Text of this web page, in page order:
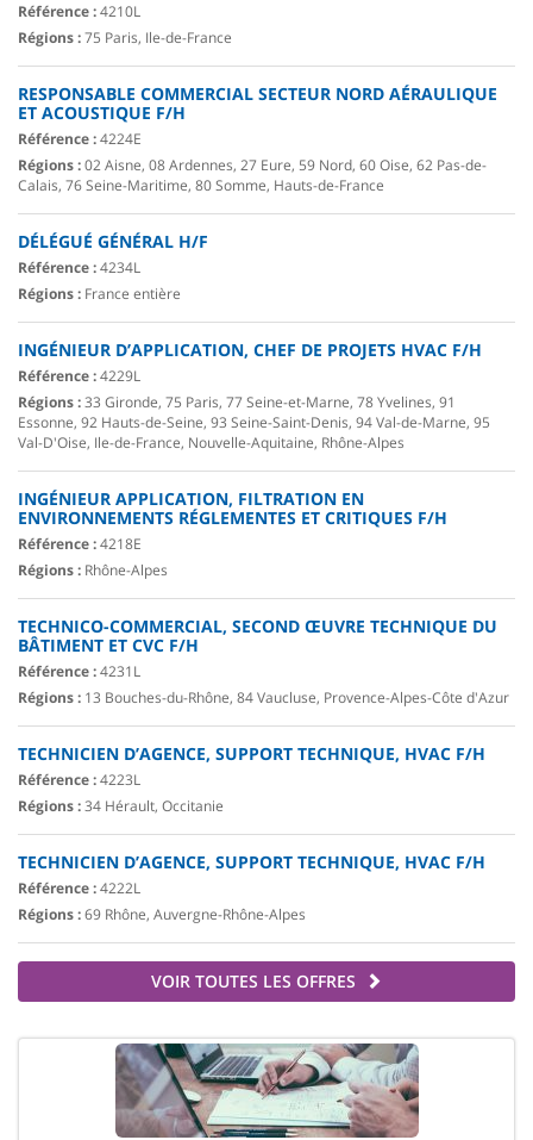
Référence :4210L
Régions :75 Paris, Ile-de-France
RESPONSABLE COMMERCIAL SECTEUR NORD AÉRAULIQUE
ET ACOUSTIQUE F/H
Référence :4224E
Régions :02 Aisne, 08 Ardennes, 27 Eure, 59 Nord, 60 Oise, 62 Pas-de-
Calais, 76 Seine-Maritime, 80 Somme, Hauts-de-France
DÉLÉGUÉ GÉNÉRAL H/F
Référence :4234L
Régions : France entière
INGÉNIEUR D’APPLICATION, CHEF DE PROJETS HVAC F/H
Référence :4229L
Régions :33 Gironde, 75 Paris, 77 Seine-et-Marne, 78 Yvelines, 91
Essonne, 92 Hauts-de-Seine, 93 Seine-Saint-Denis, 94 Val-de-Marne, 95
Val-D'Oise, Ile-de-France, Nouvelle-Aquitaine, Rhône-Alpes
INGÉNIEUR APPLICATION, FILTRATION EN
ENVIRONNEMENTS RÉGLEMENTES ET CRITIQUES F/H
Référence :4218E
Régions : Rhône-Alpes
TECHNICO-COMMERCIAL, SECOND ŒUVRE TECHNIQUE DU
BÂTIMENT ET CVC F/H
Référence :4231L
Régions : 13 Bouches-du-Rhône, 84 Vaucluse, Provence-Alpes-Côte d'Azur
TECHNICIEN D’AGENCE, SUPPORT TECHNIQUE, HVAC F/H
Référence :4223L
Régions :34 Hérault, Occitanie
TECHNICIEN D’AGENCE, SUPPORT TECHNIQUE, HVAC F/H
Référence :4222L
Régions :69 Rhône, Auvergne-Rhône-Alpes
VOIR TOUTES LES OFFRES